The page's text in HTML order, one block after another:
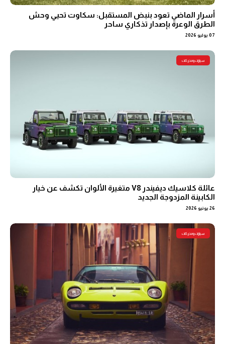
أسرار الماضي تعود بنبض المستقبل: سكاوت تحيي وحش
الطرق الوعرة بإصدار تذكاري ساحر
07 يوليو 2026
سيارات ومحركات
عائلة كلاسيك ديفيندر V8 متغيرة الألوان تكشف عن خيار
الكابينة المزدوجة الجديد
26 يونيو 2026
سيارات ومحركات